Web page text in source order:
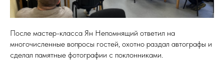
После мастер-класса Ян Непомнящий ответил на
многочисленные вопросы гостей, охотно раздал автографы и
сделал памятные фотографии с поклонниками.